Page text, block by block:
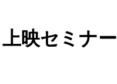
映セミナー